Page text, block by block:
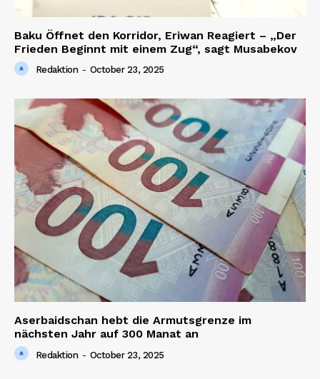
Baku Öffnet den Korridor, Eriwan Reagiert – „Der
Frieden Beginnt mit einem Zug“, sagt Musabekov
Redaktion - October 23, 2025
Aserbaidschan hebt die Armutsgrenze im
nächsten Jahr auf 300 Manat an
Redaktion - October 23, 2025